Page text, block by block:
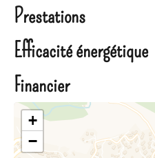
Prestations
Efficacité énergétique
Financier
+
−